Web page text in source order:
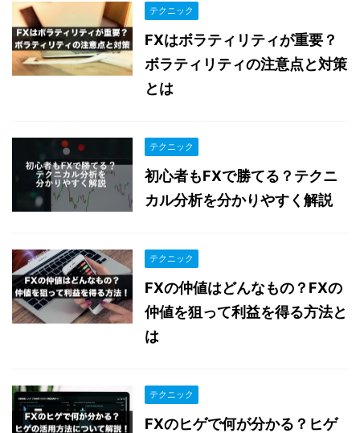
テクニック
FXはボラティリティが重要？
ボラティリティの注意点と対策
とは
テクニック
初心者もFXで勝てる？テクニ
カル分析を分かりやすく解説
テクニック
FXの仲値はどんなもの？FXの
仲値を狙って利益を得る方法と
は
テクニック
FXのヒゲで何が分かる？ヒゲ